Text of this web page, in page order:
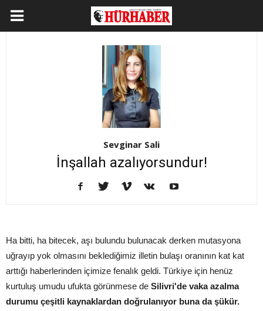
Sevginar Sali
İnşallah azalıyorsundur!
Ha bitti, ha bitecek, aşı bulundu bulunacak derken mutasyona
uğrayıp yok olmasını beklediğimiz illetin bulaşı oranının kat kat
arttığı haberlerinden içimize fenalık geldi. Türkiye için henüz
kurtuluş umudu ufukta görünmese de Silivri'de vaka azalma
durumu çeşitli kaynaklardan doğrulanıyor buna da şükür.